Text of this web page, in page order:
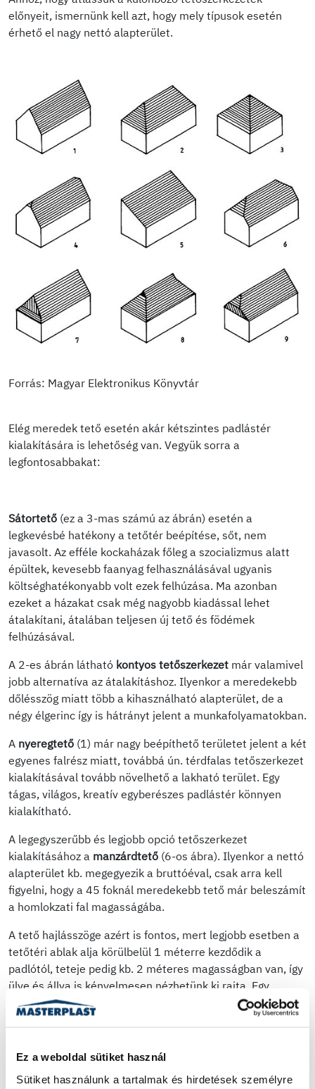
Ez a weboldal sütiket használ
Sütiket használunk a tartalmak és hirdetések személyre
előnyeit, ismernünk kell azt, hogy mely típusok esetén
érhető el nagy nettó alapterület.
Forrás: Magyar Elektronikus Könyvtár
Elég meredek tető esetén akár kétszintes padlástér
kialakítására is lehetőség van. Vegyük sorra a
legfontosabbakat:
Sátortető (ez a 3-mas számú az ábrán) esetén a
legkevésbé hatékony a tetőtér beépítése, sőt, nem
javasolt. Az efféle kockaházak főleg a szocializmus alatt
épültek, kevesebb faanyag felhasználásával ugyanis
költséghatékonyabb volt ezek felhúzása. Ma azonban
ezeket a házakat csak még nagyobb kiadással lehet
átalakítani, átalában teljesen új tető és födémek
felhúzásával.
A 2-es ábrán látható kontyos tetőszerkezet már valamivel
jobb alternatíva az átalakításhoz. Ilyenkor a meredekebb
dőlésszög miatt több a kihasználható alapterület, de a
négy élgerinc így is hátrányt jelent a munkafolyamatokban.
A nyeregtető (1) már nagy beépíthető területet jelent a két
egyenes falrész miatt, továbbá ún. térdfalas tetőszerkezet
kialakításával tovább növelhető a lakható terület. Egy
tágas, világos, kreatív egyberészes padlástér könnyen
kialakítható.
A legegyszerűbb és legjobb opció tetőszerkezet
kialakításához a manzárdtető (6-os ábra). Ilyenkor a nettó
alapterület kb. megegyezik a bruttóéval, csak arra kell
figyelni, hogy a 45 foknál meredekebb tető már beleszámít
a homlokzati fal magasságába.
A tető hajlásszöge azért is fontos, mert legjobb esetben a
tetőtéri ablak alja körülbelül 1 méterre kezdődik a
padlótól, teteje pedig kb. 2 méteres magasságban van, így
ülve és állva is kényelmesen nézhetünk ki rajta. Egy
otthonos, világos padlástér kialakításához az egyik
legszükségesebb a jó tetőablak beépítés.
A tetőtér szigetelés fontossága